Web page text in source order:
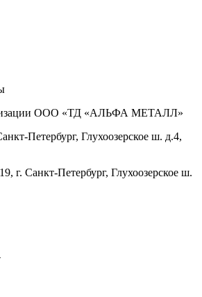
ООО «ТД «АЛЬФА МЕТАЛЛ»
Петербург, Глухоозерское ш. д.4,
г. Санкт-Петербург, Глухоозерское ш.